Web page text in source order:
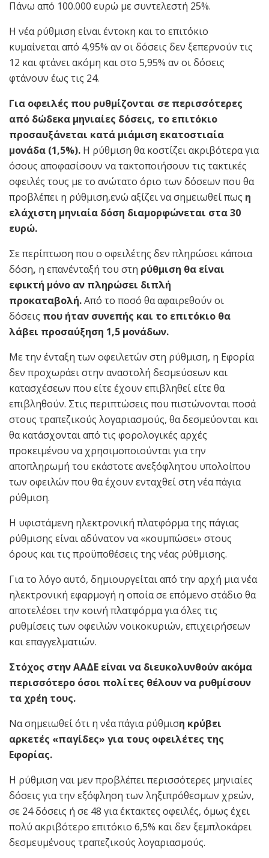
Πάνω από 100.000 ευρώ με συντελεστή 25%.
Η νέα ρύθμιση είναι έντοκη και το επιτόκιο
κυμαίνεται από 4,95% αν οι δόσεις δεν ξεπερνούν τις
12 και φτάνει ακόμη και στο 5,95% αν οι δόσεις
φτάνουν έως τις 24.
Για οφειλές που ρυθμίζονται σε περισσότερες
από δώδεκα μηνιαίες δόσεις, το επιτόκιο
προσαυξάνεται κατά μιάμιση εκατοστιαία
μονάδα (1,5%). Η ρύθμιση θα κοστίζει ακριβότερα για
όσους αποφασίσουν να τακτοποιήσουν τις τακτικές
οφειλές τους με το ανώτατο όριο των δόσεων που θα
προβλέπει η ρύθμιση,ενώ αξίζει να σημειωθεί πως η
ελάχιστη μηνιαία δόση διαμορφώνεται στα 30
ευρώ.
Σε περίπτωση που ο οφειλέτης δεν πληρώσει κάποια
δόση, η επανένταξή του στη ρύθμιση θα είναι
εφικτή μόνο αν πληρώσει διπλή
προκαταβολή.Από το ποσό θα αφαιρεθούν οι
δόσεις που ήταν συνεπής και το επιτόκιο θα
λάβει προσαύξηση 1,5 μονάδων.
Με την ένταξη των οφειλετών στη ρύθμιση, η Εφορία
δεν προχωράει στην αναστολή δεσμεύσεων και
κατασχέσεων που είτε έχουν επιβληθεί είτε θα
επιβληθούν. Στις περιπτώσεις που πιστώνονται ποσά
στους τραπεζικούς λογαριασμούς, θα δεσμεύονται και
θα κατάσχονται από τις φορολογικές αρχές
προκειμένου να χρησιμοποιούνται για την
αποπληρωμή του εκάστοτε ανεξόφλητου υπολοίπου
των οφειλών που θα έχουν ενταχθεί στη νέα πάγια
ρύθμιση.
Η υφιστάμενη ηλεκτρονική πλατφόρμα της πάγιας
ρύθμισης είναι αδύνατον να «κουμπώσει» στους
όρους και τις προϋποθέσεις της νέας ρύθμισης.
Για το λόγο αυτό, δημιουργείται από την αρχή μια νέα
ηλεκτρονική εφαρμογή η οποία σε επόμενο στάδιο θα
αποτελέσει την κοινή πλατφόρμα για όλες τις
ρυθμίσεις των οφειλών νοικοκυριών, επιχειρήσεων
και επαγγελματιών.
Στόχος στην ΑΑΔΕ είναι να διευκολυνθούν ακόμα
περισσότερο όσοι πολίτες θέλουν να ρυθμίσουν
τα χρέη τους.
Να σημειωθεί ότι η νέα πάγια ρύθμιση κρύβει
αρκετές «παγίδες» για τους οφειλέτες της
Εφορίας.
Η ρύθμιση ναι μεν προβλέπει περισσότερες μηνιαίες
δόσεις για την εξόφληση των ληξιπρόθεσμων χρεών,
σε 24 δόσεις ή σε 48 για έκτακτες οφειλές, όμως έχει
πολύ ακριβότερο επιτόκιο 6,5% και δεν ξεμπλοκάρει
δεσμευμένους τραπεζικούς λογαριασμούς.